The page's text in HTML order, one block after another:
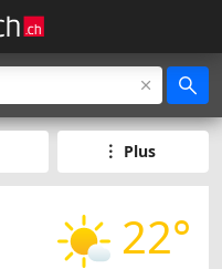
Plus
22°